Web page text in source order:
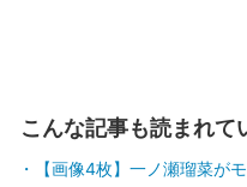
こんな記事も読まれて
【画像4枚】一ノ瀬瑠菜が